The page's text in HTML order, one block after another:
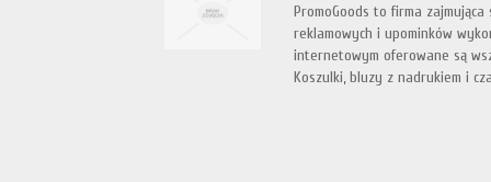
PromoGoods to firma
reklamowych i upominków
internetowym oferowane są
Koszulki, bluzy z nadrukiem i